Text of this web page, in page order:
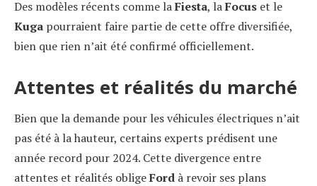
Des modèles récents comme laFiesta, laFocus et le
Kuga pourraient faire partie de cette offre diversifiée,
bien que rien n’ait été confirmé officiellement.
Attentes et réalités du marché
Bien que la demande pour les véhicules électriques n’ait
pas été à la hauteur, certains experts prédisent une
année record pour 2024. Cette divergence entre
attentes et réalités obligeFord à revoir ses plans